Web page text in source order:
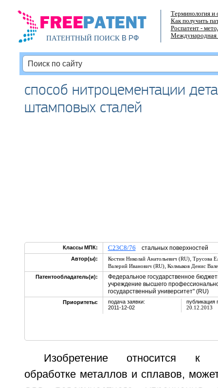
ПАТЕНТНЫЙ ПОИСКВ РФ
Терминология и
Как получить
Роспатент -
Международная
способ нитроцементации
штамповых сталей
Классы МПК: C23C8/76 стальных поверхностей
Автор(ы): Костин Николай Анатольевич (RU), Трусова
Валерий Иванович (RU), Колмыков Денис
Патентообладатель(и):
Федеральное государственное
учреждение высшего
государственный университет" (RU)
Приоритеты:
подача заявки:
2011-12-02
публикация
20.12.2013
Изобретение относится к
обработке металлов и сплавов,